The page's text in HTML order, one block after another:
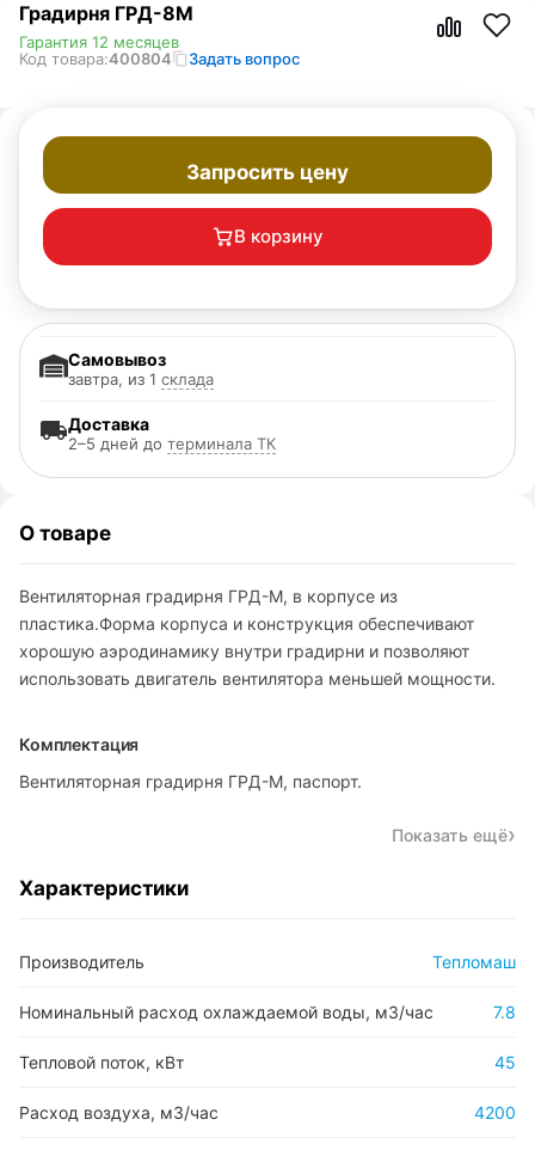
Градирня ГРД-8М
Код товара:400804 Задать вопрос
Гарантия 12 месяцев
Запросить цену
В корзину
Доставка
2–5 дней до терминала ТК
Самовывоз
завтра, из 1 склада
О товаре
Вентиляторная градирня ГРД-М, в корпусе из
пластика.Форма корпуса и конструкция обеспечивают
хорошую аэродинамику внутри градирни и позволяют
использовать двигатель вентилятора меньшей мощности.
Комплектация
Вентиляторная градирня ГРД-М, паспорт.
Показать ещё
Характеристики
Производитель Тепломаш
Номинальный расход охлаждаемой воды, м3/час 7.8
Тепловой поток, кВт 45
Расход воздуха, м3/час 4200